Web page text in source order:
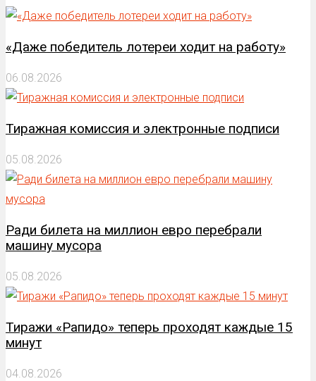
«Даже победитель лотереи ходит на работу»
06.08.2026
Тиражная комиссия и электронные подписи
05.08.2026
Ради билета на миллион евро перебрали
машину мусора
05.08.2026
Тиражи «Рапидо» теперь проходят каждые 15
минут
04.08.2026